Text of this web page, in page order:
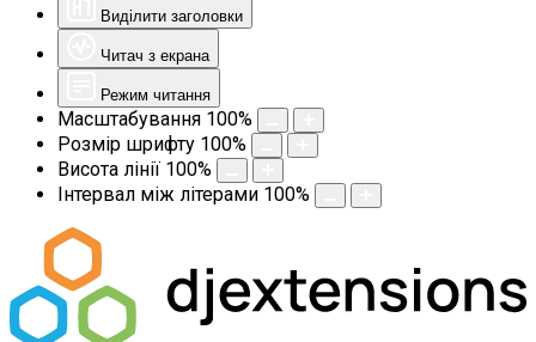
Виділити заголовки
Читач з екрана
Режим читання
Масштабування 100%
Розмір шрифту 100%
Висота лінії 100%
Інтервал між літерами 100%